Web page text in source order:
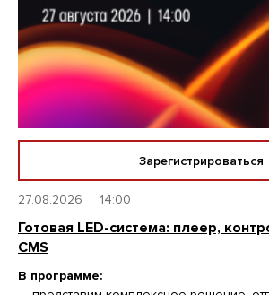
Зарегистрироваться
27.08.2026 14:00
Готовая LED-система: плеер,
CMS
В программе: